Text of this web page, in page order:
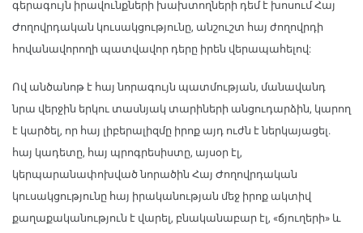
գերագույն իրավունքների խախտողների դեմ է խոսում Հայ
Ժողովրդական կուսակցությունը, անշուշտ հայ ժողովրդի
հովանավորողի պատվավոր դերը իրեն վերապահելով:
Ով անծանոթ է հայ նորագույն պատմության, մանավանդ
նրա վերջին երկու տասնյակ տարիների անցուդարձին, կարող
է կարծել, որ հայ լիբերալիզմը իրոք այդ ուժն է ներկայացել.
հայ կադետը, հայ պրոգրեսիստը, այսօր էլ,
կերպարանափոխված նորածին Հայ Ժողովրդական
կուսակցությունը հայ իրականության մեջ իրոք ակտիվ
քաղաքականություն է վարել, բնականաբար էլ, «ճյուղերի» և